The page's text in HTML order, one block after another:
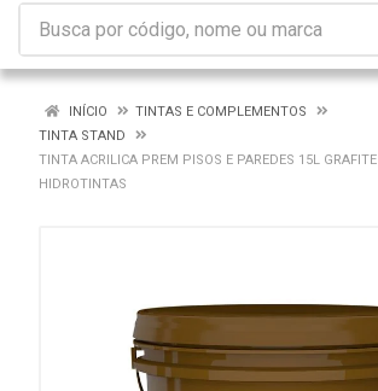
INÍCIO
TINTAS E COMPLEMENTOS
TINTA STAND
TINTA ACRILICA PREM PISOS E PAREDES 15L GRAFITE
HIDROTINTAS